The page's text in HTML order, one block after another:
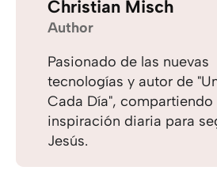
Christian Misch
Author
Pasionado de las nuevas
tecnologías y autor de
Cada Día", compartiendo
inspiración diaria para
Jesús.